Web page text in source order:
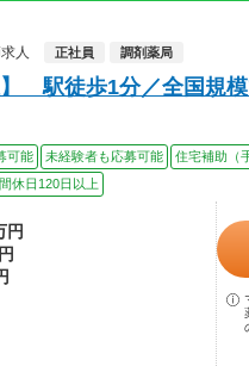
人
正社員 調剤薬局
】 駅徒歩1分／全国規
可能 未経験者も応募可能 住宅補助（
休日120日以上
円